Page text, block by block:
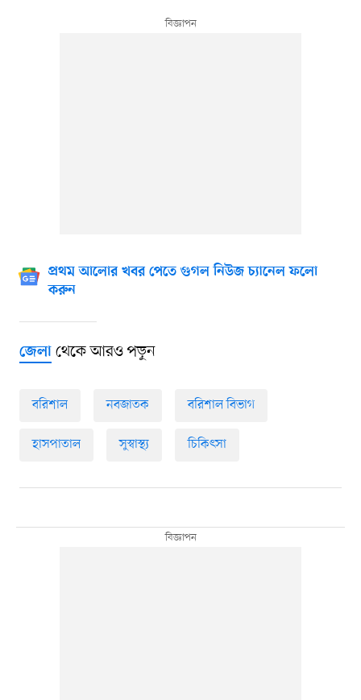
প্রথম আলোর খবর পেতে গুগল নিউজ চ্যানেল ফলো
করুন
জেলাথেকে আরও পড়ুন
বরিশাল নবজাতক বরিশাল বিভাগ
হাসপাতাল সুস্বাস্থ্য চিকিৎসা